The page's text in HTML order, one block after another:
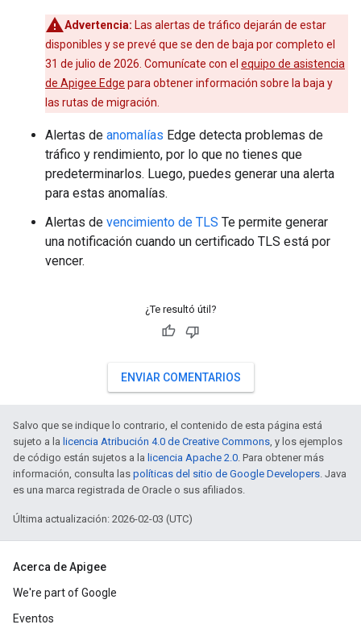
Advertencia: Las alertas de tráfico dejarán de estar
disponibles y se prevé que se den de baja por completo el
31 de julio de 2026. Comunícate con el equipo de asistencia
de Apigee Edge para obtener información sobre la baja y
las rutas de migración.
Alertas de anomalías Edge detecta problemas de
tráfico y rendimiento, por lo que no tienes que
predeterminarlos. Luego, puedes generar una alerta
para estas anomalías.
Alertas de vencimiento de TLS Te permite generar
una notificación cuando un certificado TLS está por
vencer.
¿Te resultó útil?
ENVIAR COMENTARIOS
Salvo que se indique lo contrario, el contenido de esta página está
sujeto a la licencia Atribución 4.0 de Creative Commons, y los ejemplos
de código están sujetos a la licencia Apache 2.0. Para obtener más
información, consulta las políticas del sitio de Google Developers. Java
es una marca registrada de Oracle o sus afiliados.
Última actualización: 2026-02-03 (UTC)
Acerca de Apigee
We're part of Google
Eventos